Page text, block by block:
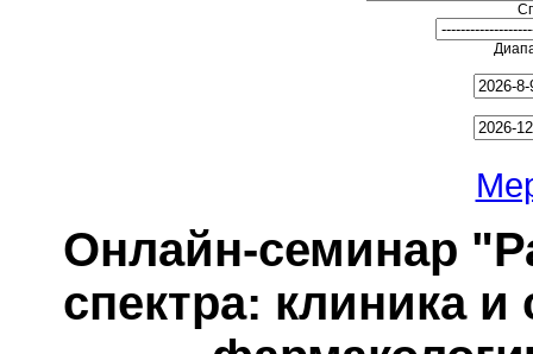
Онлайн-семинар
спектра: клиника